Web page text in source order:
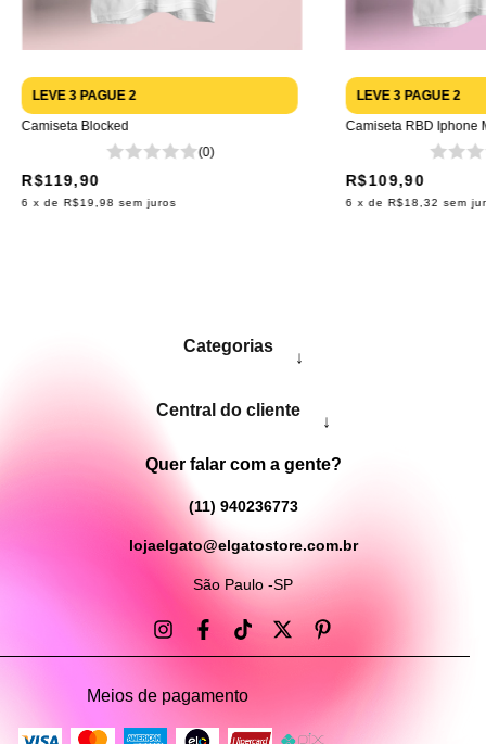
LEVE 3 PAGUE 2
Camiseta Blocked
(0)
R$119,90
6 x de R$19,98 sem juros
LEVE 3 PAGUE 2
Camiseta RBD Iphone
R$109,90
6 x de R$18,32 sem
Categorias
↓
Central do cliente
↓
Quer falar com a gente?
(11) 940236773
lojaelgato@elgatostore.com.br
São Paulo -SP
Meios de pagamento